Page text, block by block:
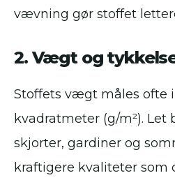
vævning gør stoffet
2. Vægt og
Stoffets vægt måles ofte
kvadratmeter (g/m²). Let
skjorter, gardiner og
kraftigere kvaliteter som